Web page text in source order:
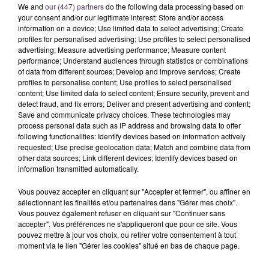
LA CENTRALE NUCLÉAIRE DE CHOOZ
TOUJOURS À L'ARRÊT
Cela fait déjà une semaine que la centrale
nucléaire ardennaise est à l'arrêt. Une situation
justifiée par la sécheresse intense qui est toujours
présente.
LE MAGASIN JOUÉCLUB DE REIMS FERME
We and our (447) partnersdo the following data processing based on
your consent and/or our legitimate interest: Store and/or access
information on a device; Use limited data to select advertising; Create
profiles for personalised advertising; Use profiles to select personalised
advertising; Measure advertising performance; Measure content
performance; Understand audiences through statistics or combinations
of data from different sources; Develop and improve services; Create
profiles to personalise content; Use profiles to select personalised
content; Use limited data to select content; Ensure security, prevent and
detect fraud, and fix errors; Deliver and present advertising and content;
Save and communicate privacy choices. These technologies may
process personal data such as IP address and browsing data to offer
following functionalities: Identify devices based on information actively
requested; Use precise geolocation data; Match and combine data from
other data sources; Link different devices; Identify devices based on
information transmitted automatically.
Vous pouvez accepter en cliquant sur "Accepter et fermer", ou affiner en
sélectionnant les finalités et/ou partenaires dans "Gérer mes choix".
Vous pouvez également refuser en cliquant sur "Continuer sans
accepter". Vos préférences ne s'appliqueront que pour ce site. Vous
pouvez mettre à jour vos choix, ou retirer votre consentement à tout
moment via le lien "Gérer les cookies" situé en bas de chaque page.